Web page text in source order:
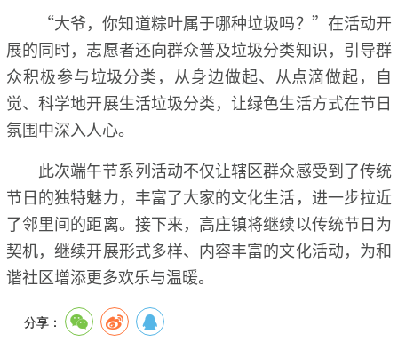
“大爷，你知道粽叶属于哪种垃圾吗？”在活动开
展的同时，志愿者还向群众普及垃圾分类知识，引导群
众积极参与垃圾分类，从身边做起、从点滴做起，自
觉、科学地开展生活垃圾分类，让绿色生活方式在节日
氛围中深入人心。
此次端午节系列活动不仅让辖区群众感受到了传统
节日的独特魅力，丰富了大家的文化生活，进一步拉近
了邻里间的距离。接下来，高庄镇将继续以传统节日为
契机，继续开展形式多样、内容丰富的文化活动，为和
谐社区增添更多欢乐与温暖。
分享：